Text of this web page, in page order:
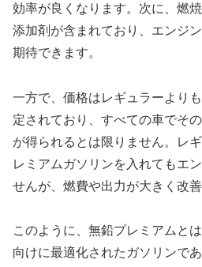
効率が良くなります。次に、燃
添加剤が含まれており、エンジ
期待できます。
一方で、価格はレギュラーより
定されており、すべての車でそ
が得られるとは限りません。レ
レミアムガソリンを入れてもエ
せんが、燃費や出力が大きく改
このように、無鉛プレミアムと
向けに最適化されたガソリンで